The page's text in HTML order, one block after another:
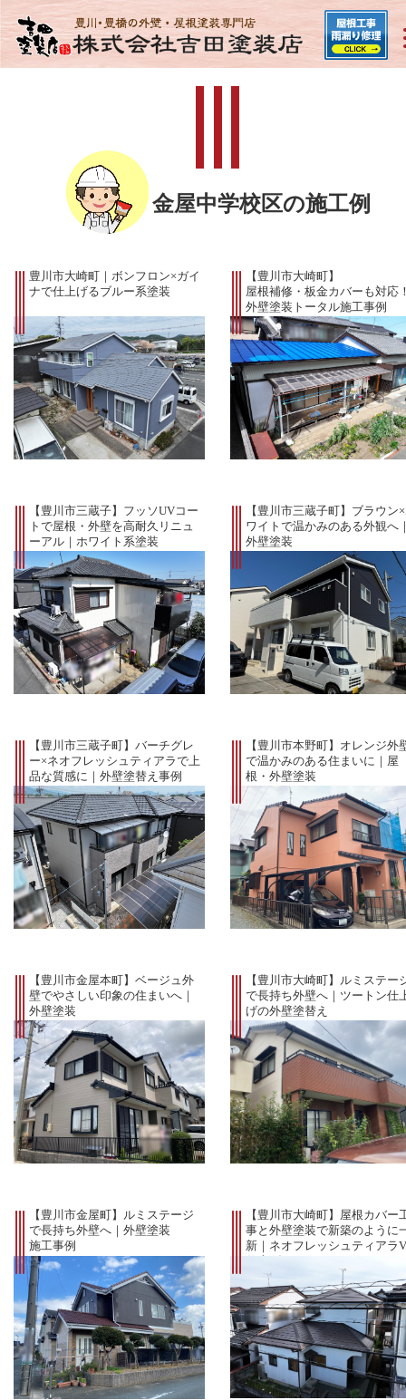
金屋中学校区の施工例
豊川市大崎町｜ボンフロン×ガイ
ナで仕上げるブルー系塗装
【豊川市大崎町】
屋根補修・板金カバーも対応
外壁塗装トータル施工事例
【豊川市三蔵子】フッソUVコー
トで屋根・外壁を高耐久リニュ
ーアル｜ホワイト系塗装
【豊川市三蔵子町】ブラウン
ワイトで温かみのある外観へ
外壁塗装
【豊川市三蔵子町】バーチグレ
ー×ネオフレッシュティアラで上
品な質感に｜外壁塗替え事例
【多彩仕上げ】
【豊川市本野町】オレンジ外
で温かみのある住まいに｜屋
根・外壁塗装
【豊川市金屋本町】ベージュ外
壁でやさしい印象の住まいへ｜
外壁塗装
施工事例
【豊川市大崎町】ルミステー
で長持ち外壁へ｜ツートン仕
げの外壁塗替え
【豊川市金屋町】ルミステージ
で長持ち外壁へ｜外壁塗装
施工事例
【豊川市大崎町】屋根カバー
事と外壁塗装で新築のように
新｜ネオフレッシュティアラ